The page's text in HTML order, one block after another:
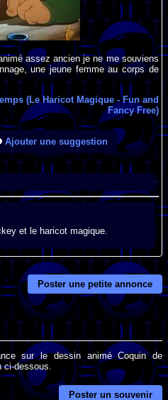
assez ancien je ne me souviens
une jeune femme au corps de
(Le Haricot Magique - Fun and
Fancy Free)
Ajouter une suggestion
et le haricot magique.
Poster une petite annonce
sur le dessin animé Coquin de
ci-dessous.
Poster un souvenir